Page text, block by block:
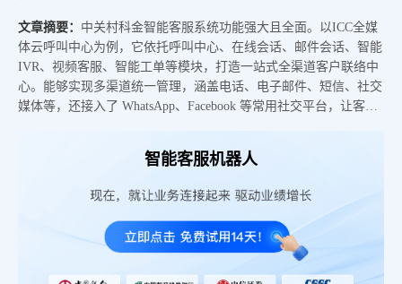
文章摘要： 中关村科金智能客服系统功能强大且全面。以ICC全媒
体云呼叫中心为例，它依托呼叫中心、在线会话、邮件会话、智能
IVR、视频客服、智能工单等模块，打造一站式全渠道客户联络中
心。能够实现多渠道统一管理，涵盖电话、电子邮件、短信、社交
媒体等，还接入了 WhatsApp、Facebook 等常用社交平台，让客服
智能客服机器人